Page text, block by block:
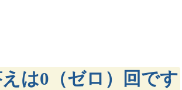
は0（ゼロ）回です